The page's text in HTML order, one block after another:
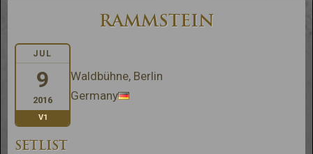
RAMMSTEIN
JUL
9
2016
V1
Waldbühne, Berlin
Germany
SETLIST